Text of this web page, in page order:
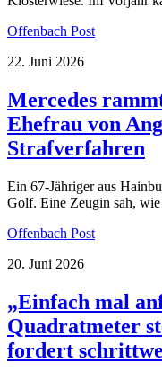
Offenbach Post
22. Juni 2026
Mercedes
Ehefrau von
Strafverfahren
Ein 67-Jähriger aus
Golf. Eine Zeugin sah, wie
Offenbach Post
20. Juni 2026
„Einfach mal
Quadratmeter
fordert